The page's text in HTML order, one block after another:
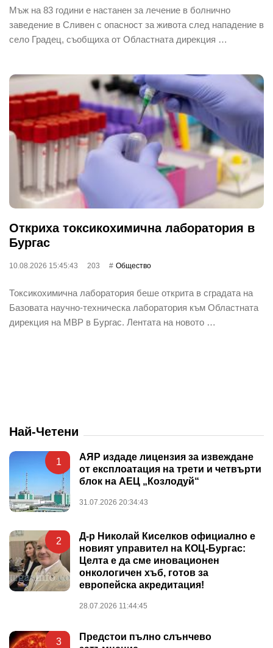
Мъж на 83 години е настанен за лечение в болнично
заведение в Сливен с опасност за живота след нападение в
село Градец, съобщиха от Областната дирекция …
Откриха токсикохимична лаборатория в
Бургас
10.08.2026 15:45:43 203 Общество
Токсикохимична лаборатория беше открита в сградата на
Базовата научно-техническа лаборатория към Областната
дирекция на МВР в Бургас. Лентата на новото …
Най-Четени
1
АЯР издаде лицензия за извеждане
от експлоатация на трети и четвърти
блок на АЕЦ „Козлодуй“
31.07.2026 20:34:43
2
Д-р Николай Киселков официално е
новият управител на КОЦ-Бургас:
Целта е да сме иновационен
онкологичен хъб, готов за
европейска акредитация!
28.07.2026 11:44:45
3
Предстои пълно слънчево